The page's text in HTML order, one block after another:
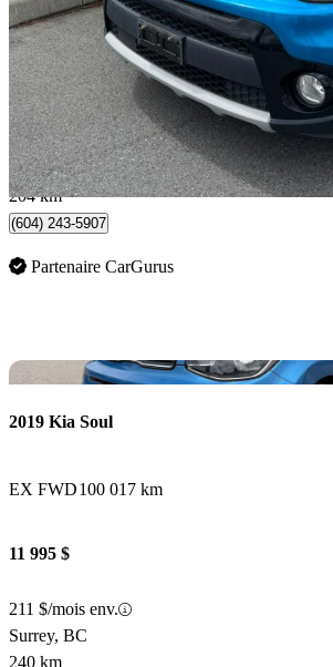
EX Premium FWD122 834 km
14 990 $
263 $/mois env.
Chilliwack, BC
204 km
(604) 243-5907
Partenaire CarGurus
2019 Kia Soul
EX FWD100 017 km
11 995 $
211 $/mois env.
Surrey, BC
240 km